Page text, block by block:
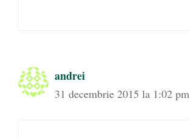
andrei
31 decembrie 2015 la 1:02 pm